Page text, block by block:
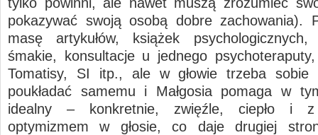
pokazywać swoją osobą dobre zachowania).
masę artykułów, książek
śmakie, konsultacje u jednego
Tomatisy, SI itp., ale w głowie trzeba sobie
poukładać samemu i Małgosia pomaga w
idealny – konkretnie, zwięźle, ciepło i z
optymizmem w głosie, co daje drugiej